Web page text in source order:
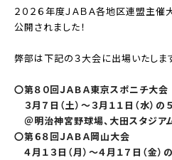
２０２６年度ＪＡＢＡ各地区連盟主
公開されました！
弊部は下記の３大会に出場いたします
〇第８０回ＪＡＢＡ東京スポニチ大会
３月７日（土）～３月１１日（水）の
＠明治神宮野球場、大田スタジア
〇第６８回ＪＡＢＡ岡山大会
４月１３日（月）～４月１７日（金）